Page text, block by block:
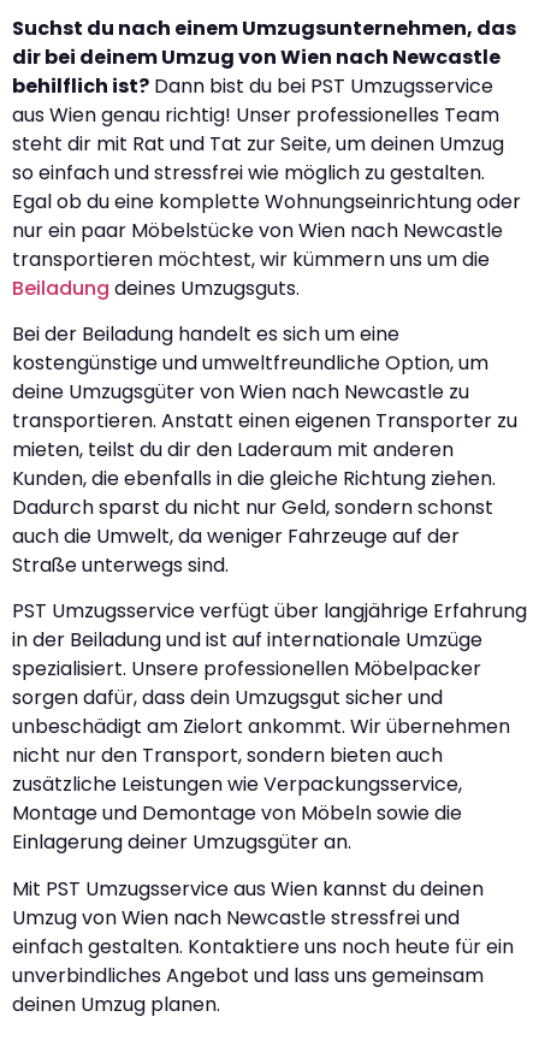
Suchst du nach einem Umzugsunternehmen, das
dir bei deinem Umzug von Wien nach Newcastle
behilflich ist? Dann bist du bei PST Umzugsservice
aus Wien genau richtig! Unser professionelles Team
steht dir mit Rat und Tat zur Seite, um deinen Umzug
so einfach und stressfrei wie möglich zu gestalten.
Egal ob du eine komplette Wohnungseinrichtung oder
nur ein paar Möbelstücke von Wien nach Newcastle
transportieren möchtest, wir kümmern uns um die
Beiladung deines Umzugsguts.
Bei der Beiladung handelt es sich um eine
kostengünstige und umweltfreundliche Option, um
deine Umzugsgüter von Wien nach Newcastle zu
transportieren. Anstatt einen eigenen Transporter zu
mieten, teilst du dir den Laderaum mit anderen
Kunden, die ebenfalls in die gleiche Richtung ziehen.
Dadurch sparst du nicht nur Geld, sondern schonst
auch die Umwelt, da weniger Fahrzeuge auf der
Straße unterwegs sind.
PST Umzugsservice verfügt über langjährige Erfahrung
in der Beiladung und ist auf internationale Umzüge
spezialisiert. Unsere professionellen Möbelpacker
sorgen dafür, dass dein Umzugsgut sicher und
unbeschädigt am Zielort ankommt. Wir übernehmen
nicht nur den Transport, sondern bieten auch
zusätzliche Leistungen wie Verpackungsservice,
Montage und Demontage von Möbeln sowie die
Einlagerung deiner Umzugsgüter an.
Mit PST Umzugsservice aus Wien kannst du deinen
Umzug von Wien nach Newcastle stressfrei und
einfach gestalten. Kontaktiere uns noch heute für ein
unverbindliches Angebot und lass uns gemeinsam
deinen Umzug planen.